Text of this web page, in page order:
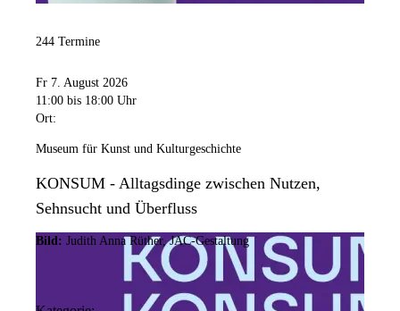
barrierefrei im Erdgeschoss zugänglich. Die Dauerausstellung ist
über einen Aufzug zugänglich.
Montag
Geschlossen
20:00 Uhr
244 Termine
Fr 7. August 2026
11:00 bis 18:00 Uhr
Ort:
Museum für Kunst und Kulturgeschichte
KONSUM - Alltagsdinge zwischen Nutzen,
Sehnsucht und Überfluss
Bild: Judith Anna Rüther, JAC-Gestaltung